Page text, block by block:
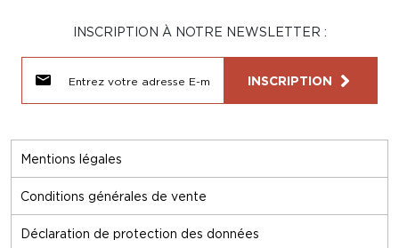
Mentions légales
Conditions générales de vente
Déclaration de protection des données
INSCRIPTION À NOTRE NEWSLETTER :
INSCRIPTION